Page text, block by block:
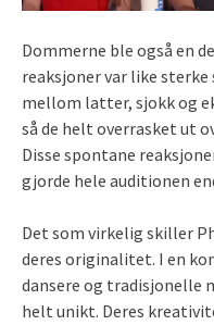
Dommerne ble også en
reaksjoner var like
mellom latter, sjokk og
så de helt overrasket ut
Disse spontane
gjorde hele auditionen
Det som virkelig skiller
deres originalitet. I en
dansere og tradisjonelle
helt unikt. Deres